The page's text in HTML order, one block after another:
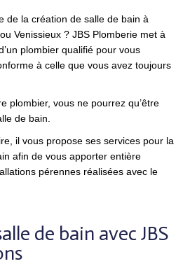
de la création de salle de bain à
Venissieux ? JBS Plomberie met à
plombier qualifié pour vous
à celle que vous avez toujours
plombier, vous ne pourrez qu’être
de bain.
il vous propose ses services pour la
afin de vous apporter entière
pérennes réalisées avec le
de bain avec JBS